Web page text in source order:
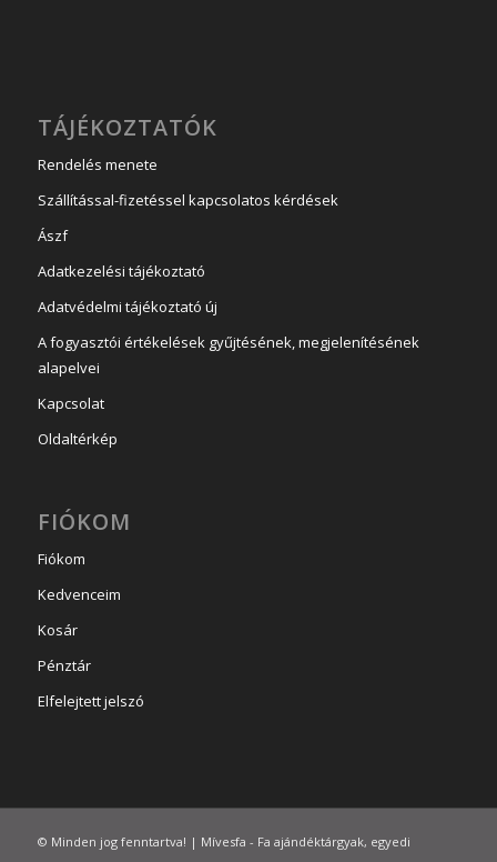
TÁJÉKOZTATÓK
Rendelés menete
Szállítással-fizetéssel kapcsolatos kérdések
Ászf
Adatkezelési tájékoztató
Adatvédelmi tájékoztató új
A fogyasztói értékelések gyűjtésének, megjelenítésének
alapelvei
Kapcsolat
Oldaltérkép
FIÓKOM
Fiókom
Kedvenceim
Kosár
Pénztár
Elfelejtett jelszó
© Minden jog fenntartva! | Mívesfa - Fa ajándéktárgyak, egyedi